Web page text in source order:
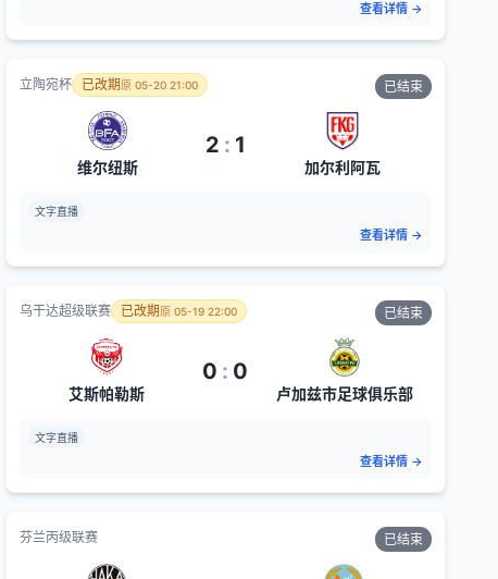
查看详情→
立陶宛杯 已改期原 05-20 21:00 已结束
维尔纽斯
2 : 1
加尔利阿瓦
文字直播
查看详情→
乌干达超级联赛 已改期原 05-19 22:00 已结束
艾斯帕勒斯
0 : 0
卢加兹市足球俱乐部
文字直播
查看详情→
芬兰丙级联赛 已结束